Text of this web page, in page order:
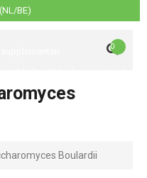
BE)
0
Boulardii